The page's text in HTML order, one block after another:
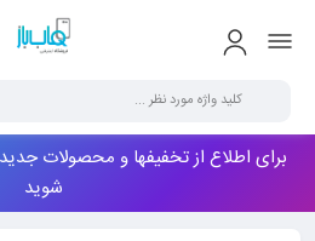
برای اطلاع از تخفیفها و محصولات
شوید